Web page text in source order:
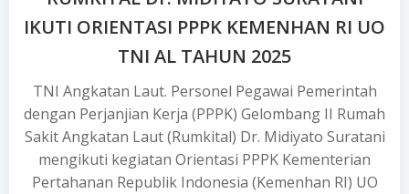
IKUTI ORIENTASI PPPK KEMENHAN RI UO
TNI AL TAHUN 2025
TNI Angkatan Laut. Personel Pegawai Pemerintah
dengan Perjanjian Kerja (PPPK) Gelombang II Rumah
Sakit Angkatan Laut (Rumkital) Dr. Midiyato Suratani
mengikuti kegiatan Orientasi PPPK Kementerian
Pertahanan Republik Indonesia (Kemenhan RI) UO